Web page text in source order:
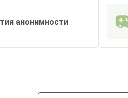
анонимности